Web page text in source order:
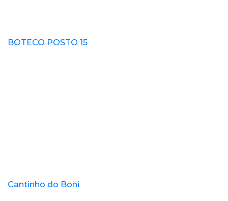
BOTECO POSTO 15
Cantinho do Boni